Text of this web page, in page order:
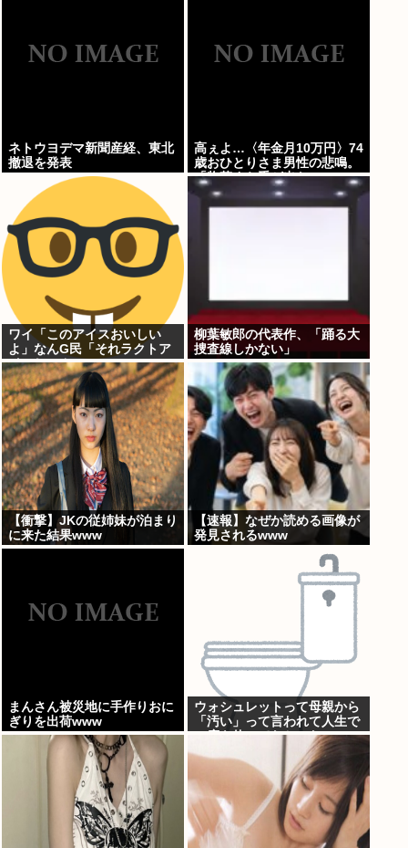
ネトウヨデマ新聞産経、東北
撤退を発表
高ぇよ…〈年金月10万円〉74
歳おひとりさま男性の悲鳴。
「惣菜すら手が出ない」
ワイ「このアイスおいしい
よ」なんG民「それラクトア
イスじゃん」
柳葉敏郎の代表作、「踊る大
捜査線しかない」
【衝撃】JKの従姉妹が泊まり
に来た結果www
【速報】なぜか読める画像が
発見されるwww
まんさん被災地に手作りおに
ぎりを出荷www
ウォシュレットって母親から
「汚い」って言われて人生で
一度も使ってなかった...